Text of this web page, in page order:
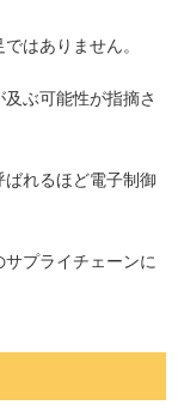
はありません。
ぶ可能性が指摘さ
れるほど電子制御
プライチェーンに